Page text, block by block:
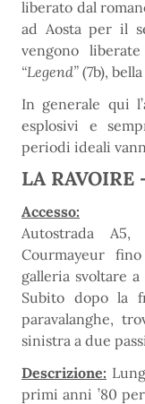
liberato dal
ad Aosta per il
vengono
“Legend” (7b),
In generale qui
esplosivi e
periodi ideali
LA RAVOIRE
Accesso:
Autostrada
Courmayeur
galleria svoltare
Subito dopo la
paravalanghe,
sinistra a due
Descrizione:
primi anni ’80